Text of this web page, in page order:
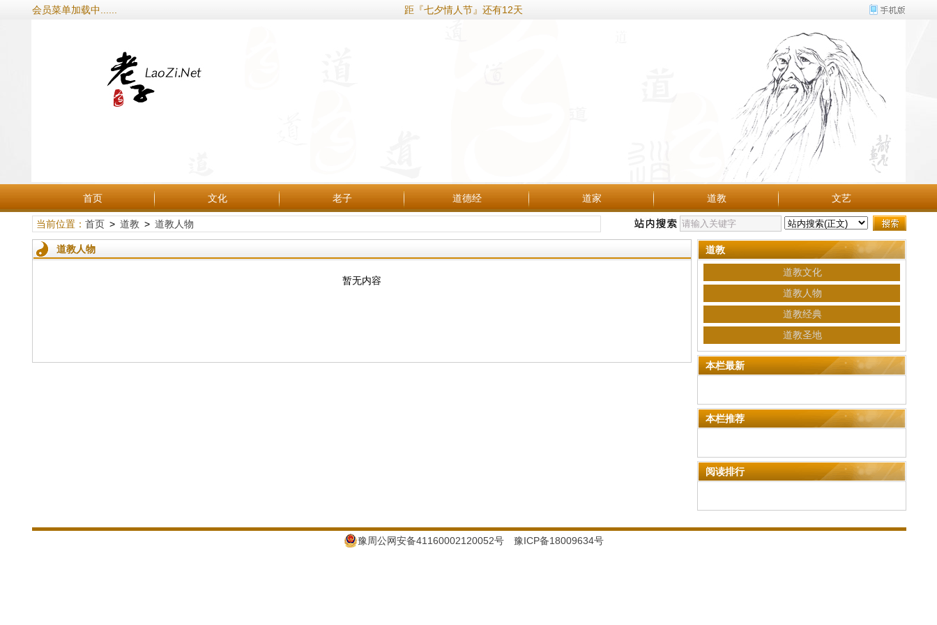
会员菜单加载中...... 距『七夕情人节』还有12天
首页 文化 老子 道德经 道家 道教 文艺
当前位置： 首页> 道教 > 道教人物
道教人物
暂无内容
道教
道教文化
道教人物
道教经典
道教圣地
本栏最新
本栏推荐
阅读排行
豫周公网安备41160002120052号 豫ICP备18009634号